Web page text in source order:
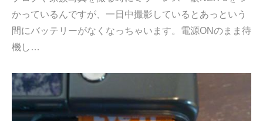
かっているんですが、一日中撮影しているとあっという
間にバッテリーがなくなっちゃいます。電源ONのまま待
機し…